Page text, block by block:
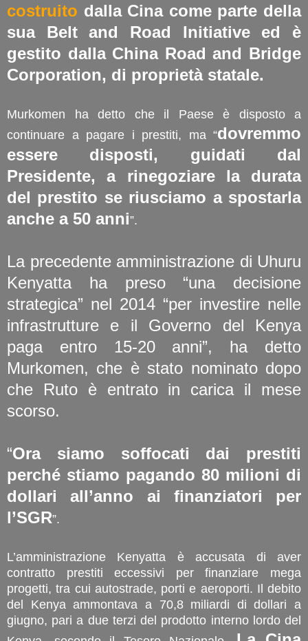
costruito dalla Cina come parte della
sua Belt and Road Initiative ed è
gestito dalla China Road and Bridge
Corporation, di proprietà statale.
Murkomen ha detto che il Paese è disposto a
continuare a pagare i prestiti, ma “dovremmo
essere disposti, guidati dal
Presidente, a rinegoziare la durata
del prestito se riusciamo a spostarla
anche a 50 anni”.
La precedente amministrazione di Uhuru
Kenyatta ha preso “una decisione
strategica” nel 2014 “per investire nelle
infrastrutture e il Governo del Kenya
paga entro 15-20 anni”, ha detto
Murkomen, che è stato nominato dopo
che Ruto è entrato in carica il mese
scorso.
“Ora siamo soffocati dai prestiti
perché stiamo pagando 80 milioni di
dollari all’anno ai finanziatori per
l’SGR”.
L’amministrazione Kenyatta è accusata di aver
contratto prestiti eccessivi per finanziare mega
progetti, tra cui autostrade, porti e aeroporti. Il debito
del Kenya ammontava a 70,8 miliardi di dollari a
giugno, pari a due terzi del prodotto interno lordo del